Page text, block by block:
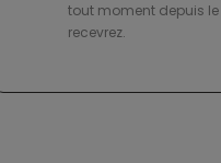
tout moment depuis
recevrez.